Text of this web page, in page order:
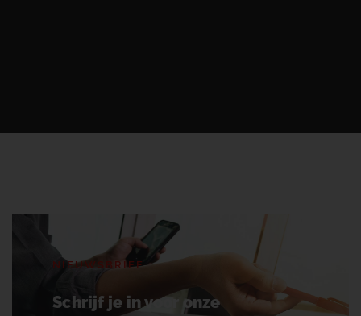
NIEUWSBRIEF
Schrijf je in voor onze